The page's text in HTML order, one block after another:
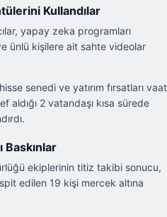
Kullandılar
yapay zeka programları
ünlü kişilere ait sahte videolar
senedi ve yatırım fırsatları vaat
2 vatandaşı kısa sürede
Baskınlar
ekiplerinin titiz takibi sonucu,
edilen 19 kişi mercek altına